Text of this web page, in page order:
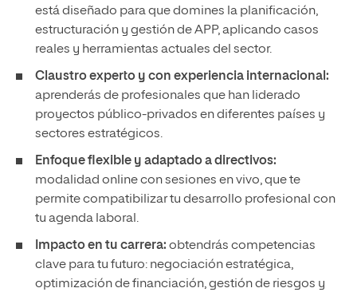
está diseñado para que domines la planificación,
estructuración y gestión de APP, aplicando casos
reales y herramientas actuales del sector.
Claustro experto y con experiencia internacional:
aprenderás de profesionales que han liderado
proyectos público-privados en diferentes países y
sectores estratégicos.
Enfoque flexible y adaptado a directivos:
modalidad online con sesiones en vivo, que te
permite compatibilizar tu desarrollo profesional con
tu agenda laboral.
Impacto en tu carrera: obtendrás competencias
clave para tu futuro: negociación estratégica,
optimización de financiación, gestión de riesgos y